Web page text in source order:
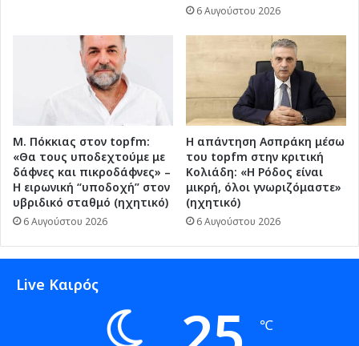
6 Αυγούστου 2026
Μ. Πόκκιας στον topfm:
«Θα τους υποδεχτούμε με
δάφνες και πικροδάφνες» –
Η ειρωνική “υποδοχή” στον
υβριδικό σταθμό (ηχητικό)
6 Αυγούστου 2026
Η απάντηση Ασπράκη μέσω
του topfm στην κριτική
Κολιάδη: «Η Ρόδος είναι
μικρή, όλοι γνωριζόμαστε»
(ηχητικό)
6 Αυγούστου 2026
Live Καιρός
℃